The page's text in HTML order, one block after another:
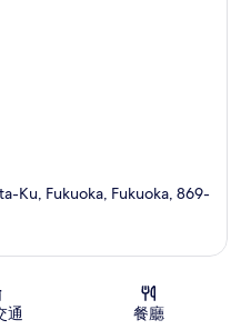
Ku, Fukuoka, Fukuoka, 869-
通 餐廳